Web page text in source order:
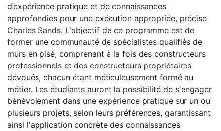
d’expérience pratique et de connaissances
approfondies pour une exécution appropriée, précise
Charles Sands. L'objectif de ce programme est de
former une communauté de spécialistes qualifiés de
murs en pisé, comprenant à la fois des constructeurs
professionnels et des constructeurs propriétaires
dévoués, chacun étant méticuleusement formé au
métier. Les étudiants auront la possibilité de s'engager
bénévolement dans une expérience pratique sur un ou
plusieurs projets, selon leurs préférences, garantissant
ainsi l'application concrète des connaissances